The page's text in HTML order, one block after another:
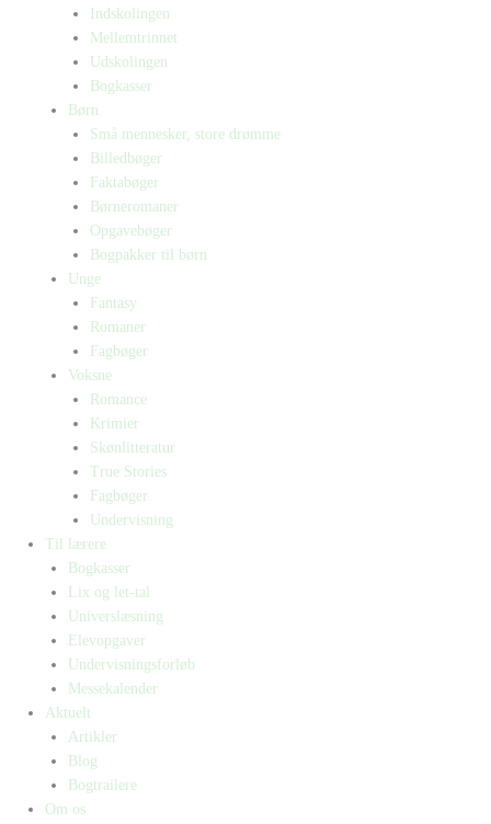
Indskolingen
Mellemtrinnet
Udskolingen
Bogkasser
Børn
Små mennesker, store drømme
Billedbøger
Faktabøger
Børneromaner
Opgavebøger
Bogpakker til børn
Unge
Fantasy
Romaner
Fagbøger
Voksne
Romance
Krimier
Skønlitteratur
True Stories
Fagbøger
Undervisning
Til lærere
Bogkasser
Lix og let-tal
Universlæsning
Elevopgaver
Undervisningsforløb
Messekalender
Aktuelt
Artikler
Blog
Bogtrailere
Om os